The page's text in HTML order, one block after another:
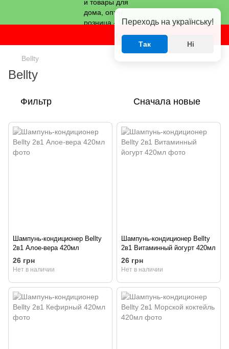
Bellty
Bellty
Фильтр Сначала новые
Шампунь-кондиционер Bellty
2в1 Алое-вера 420мл
26 грн
Нет в наличии
Шампунь-кондиционер Bellty
2в1 Витаминный йогурт 420мл
26 грн
Нет в наличии
Переходь на українську!
Так Ні